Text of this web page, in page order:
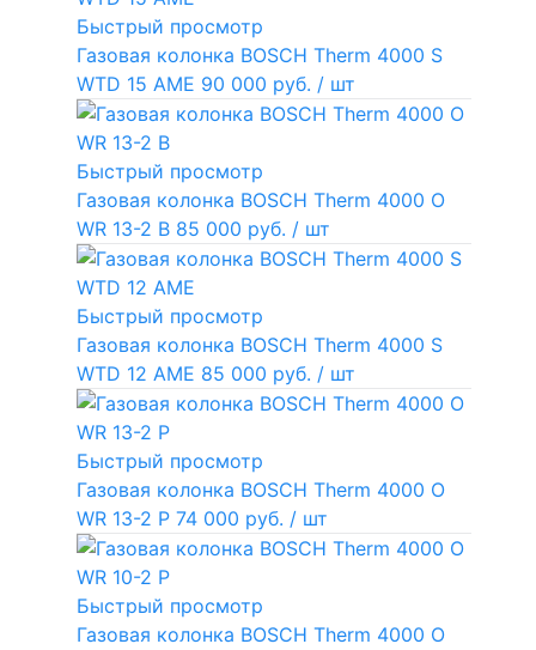
Быстрый просмотр
Газовая колонка BOSCH Therm 4000 S
WTD 15 AME 90 000 руб. / шт
Быстрый просмотр
Газовая колонка BOSCH Therm 4000 O
WR 13-2 В 85 000 руб. / шт
Быстрый просмотр
Газовая колонка BOSCH Therm 4000 S
WTD 12 AME 85 000 руб. / шт
Быстрый просмотр
Газовая колонка BOSCH Therm 4000 O
WR 13-2 P 74 000 руб. / шт
Быстрый просмотр
Газовая колонка BOSCH Therm 4000 O